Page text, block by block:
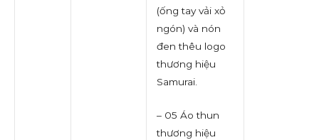
(ống tay vải xỏ
ngón) và nón
đen thêu logo
thương hiệu
Samurai.
– 05 Áo thun
thương hiệu